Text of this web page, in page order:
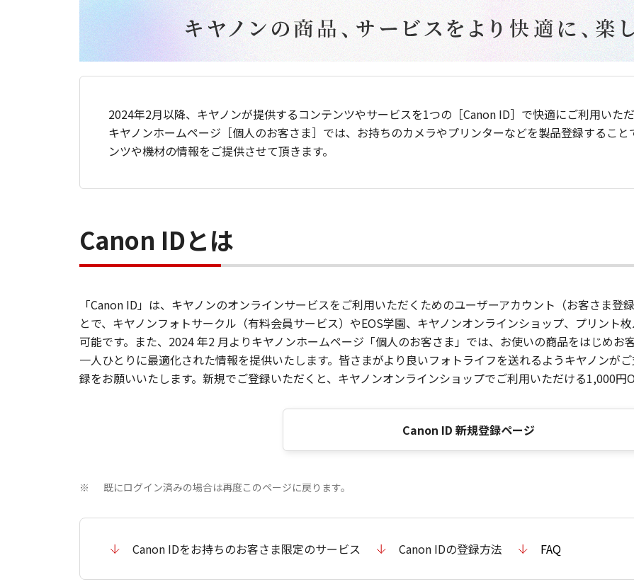
2024年2月以降、キヤノンが提供するコンテンツやサービスを1つの［Canon ID］で快適にご利用いた
キヤノンホームページ［個人のお客さま］では、お持ちのカメラやプリンターなどを製品登録するこ
ンツや機材の情報をご提供させて頂きます。
Canon IDとは
「Canon ID」は、キヤノンのオンラインサービスをご利用いただくためのユーザーアカウント（お客さま登
とで、キヤノンフォトサークル（有料会員サービス）やEOS学園、キヤノンオンラインショップ、プリント
可能です。また、2024 年2 月よりキヤノンホームページ「個人のお客さま」では、お使いの商品をはじめお
一人ひとりに最適化された情報を提供いたします。皆さまがより良いフォトライフを送れるようキヤノンが
録をお願いいたします。新規でご登録いただくと、キヤノンオンラインショップでご利用いただける1,000円
Canon ID 新規登録ページ
※ 既にログイン済みの場合は再度このページに戻ります。
Canon IDをお持ちのお客さま限定のサービス Canon IDの登録方法 FAQ